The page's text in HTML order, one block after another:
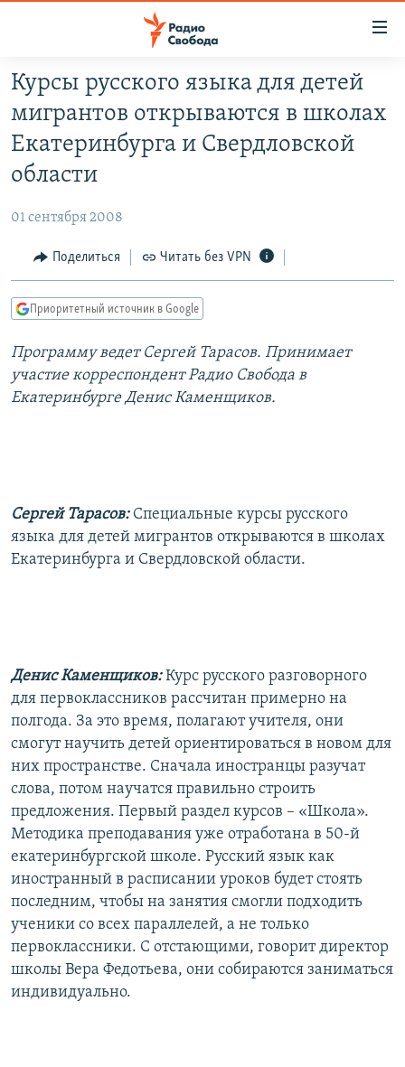
упрощенного
доступа
Вернуться
основному
Вернутся
главной
Вернутся
поиску
ПРОГРАММЫ
ПОДКАСТЫ
АВТОРСКИЕ ПРОЕКТЫ
МНЕНИЯ
КУЛЬТУРА
КАВКАЗ.РЕАЛИИ
СЕВЕР.РЕАЛИИ
СИБИРЬ.РЕАЛИИ
Курсы русского языка для детей
мигрантов открываются в школах
Екатеринбурга и Свердловской
области
01 сентября 2008
Поделиться Читать без VPN
Приоритетный источник в Google
Программу ведет Сергей Тарасов. Принимает
участие корреспондент Радио Свобода в
Екатеринбурге Денис Каменщиков.
Сергей Тарасов: Специальные курсы русского
языка для детей мигрантов открываются в школах
Екатеринбурга и Свердловской области.
Денис Каменщиков:Курс русского разговорного
для первоклассников рассчитан примерно на
полгода. За это время, полагают учителя, они
смогут научить детей ориентироваться в новом для
них пространстве. Сначала иностранцы разучат
слова, потом научатся правильно строить
предложения. Первый раздел курсов – «Школа».
Методика преподавания уже отработана в 50-й
екатеринбургской школе. Русский язык как
иностранный в расписании уроков будет стоять
последним, чтобы на занятия смогли подходить
ученики со всех параллелей, а не только
первоклассники. С отстающими, говорит директор
школы Вера Федотьева, они собираются заниматься
индивидуально.